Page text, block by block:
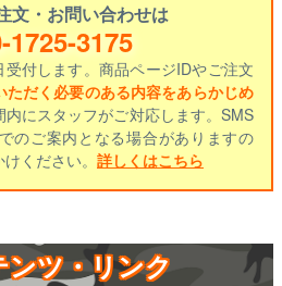
文・お問い合わせは
1725-3175
受付します。商品ページIDやご注文
ただく必要のある内容をあらかじめ
内にスタッフがご対応します。SMS
のご案内となる場合がありますの
ください。 詳しくはこちら
ツ・リンク